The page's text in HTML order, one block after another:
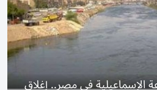
الإسماعيلية في مصر.. إغلاق